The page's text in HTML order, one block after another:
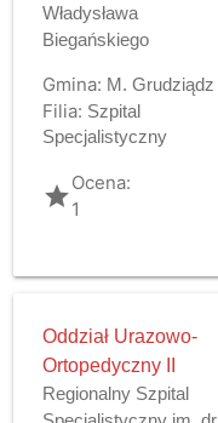
Władysława
Biegańskiego
Gmina: M. Grudziądz
Filia: Szpital
Specjalistyczny
gradeOcena:
1
Oddział Urazowo-
Ortopedyczny II
Regionalny Szpital